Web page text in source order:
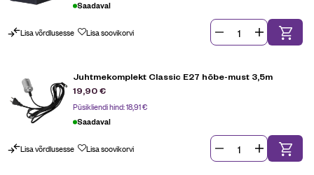
Saadaval
Lisa võrdlusesse Lisa soovikorvi
Juhtmekomplekt Classic E27 hõbe-must 3,5m
19,90€
Püsikliendi hind:18,91€
Saadaval
Lisa võrdlusesse Lisa soovikorvi